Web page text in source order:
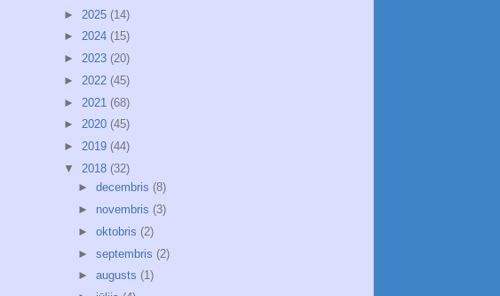
► 2025 (14)
► 2024 (15)
► 2023 (20)
► 2022 (45)
► 2021 (68)
► 2020 (45)
► 2019 (44)
▼ 2018 (32)
► decembris (8)
► novembris (3)
► oktobris (2)
► septembris (2)
► augusts (1)